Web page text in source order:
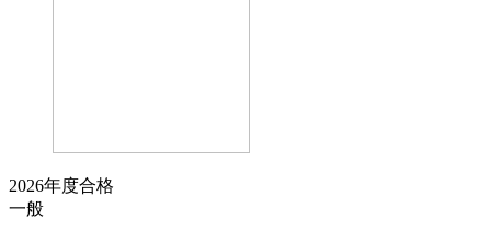
2026年度合格
一般